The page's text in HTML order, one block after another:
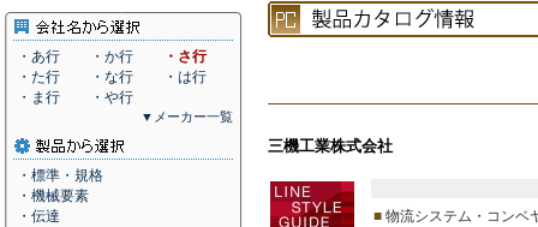
・あ行 ・か行
・さ行
・た行
・な行
・は行
・ま行
・や行
▼メーカー一覧
・標準・規格
・機械要素
・伝達
三機工業株式会社
■ 物流システム・コンベ